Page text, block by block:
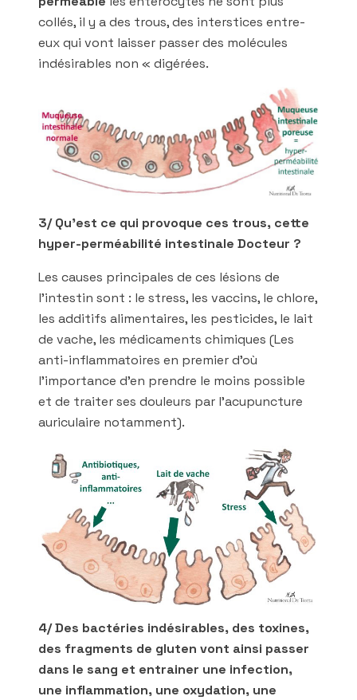
collés, il y a des trous, des interstices entre-
eux qui vont laisser passer des molécules
indésirables non « digérées.
3/ Qu’est ce qui provoque ces trous, cette
hyper-perméabilité intestinale Docteur ?
Les causes principales de ces lésions de
l’intestin sont : le stress, les vaccins, le chlore,
les additifs alimentaires, les pesticides, le lait
de vache, les médicaments chimiques (Les
anti-inflammatoires en premier d’où
l’importance d’en prendre le moins possible
et de traiter ses douleurs par l’acupuncture
auriculaire notamment).
4/ Des bactéries indésirables, des toxines,
des fragments de gluten vont ainsi passer
dans le sang et entrainer une infection,
une inflammation, une oxydation, une